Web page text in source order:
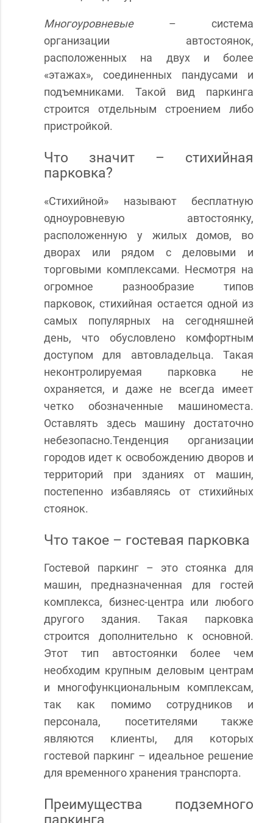
Многоуровневые– система
организации автостоянок,
расположенных на двух и более
«этажах», соединенных пандусами и
подъемниками. Такой вид паркинга
строится отдельным строением либо
пристройкой.
Что значит – стихийная
парковка?
«Стихийной» называют бесплатную
одноуровневую автостоянку,
расположенную у жилых домов, во
дворах или рядом с деловыми и
торговыми комплексами. Несмотря на
огромное разнообразие типов
парковок, стихийная остается одной из
самых популярных на сегодняшней
день, что обусловлено комфортным
доступом для автовладельца. Такая
неконтролируемая парковка не
охраняется, и даже не всегда имеет
четко обозначенные машиноместа.
Оставлять здесь машину достаточно
небезопасно.Тенденция организации
городов идет к освобождению дворов и
территорий при зданиях от машин,
постепенно избавляясь от стихийных
стоянок.
Что такое – гостевая парковка
Гостевой паркинг – это стоянка для
машин, предназначенная для гостей
комплекса, бизнес-центра или любого
другого здания. Такая парковка
строится дополнительно к основной.
Этот тип автостоянки более чем
необходим крупным деловым центрам
и многофункциональным комплексам,
так как помимо сотрудников и
персонала, посетителями также
являются клиенты, для которых
гостевой паркинг – идеальное решение
для временного хранения транспорта.
Преимущества подземного
паркинга